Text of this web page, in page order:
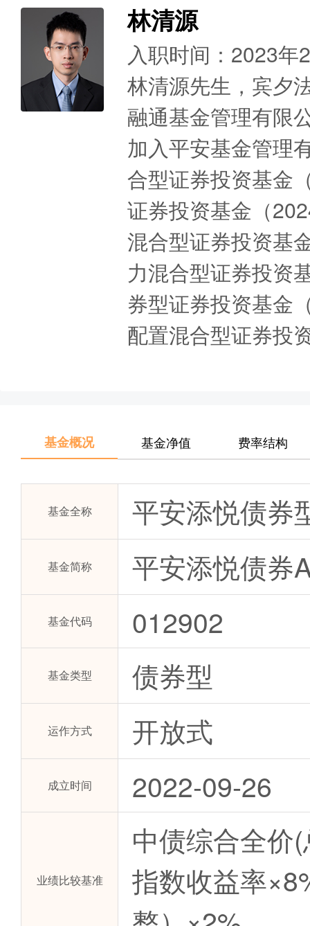
林清源
入职时间：2023年
林清源先生，宾夕
融通基金管理有限
加入平安基金管理
合型证券投资基金
证券投资基金（
混合型证券投资基
力混合型证券投资
券型证券投资基金
配置混合型证券投
基金概况 基金净值 费率结构
基金全称 平安添悦债券
基金简称 平安添悦债券
基金代码 012902
基金类型 债券型
运作方式 开放式
成立时间 2022-09-26
业绩比较基准
中债综合全价
指数收益率